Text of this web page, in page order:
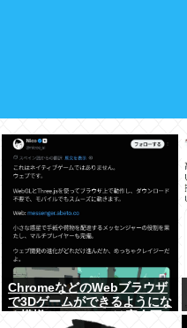
ChromeなどのWebブラウザ
で3Dゲームができるようにな
る模様。Windowsは完全不